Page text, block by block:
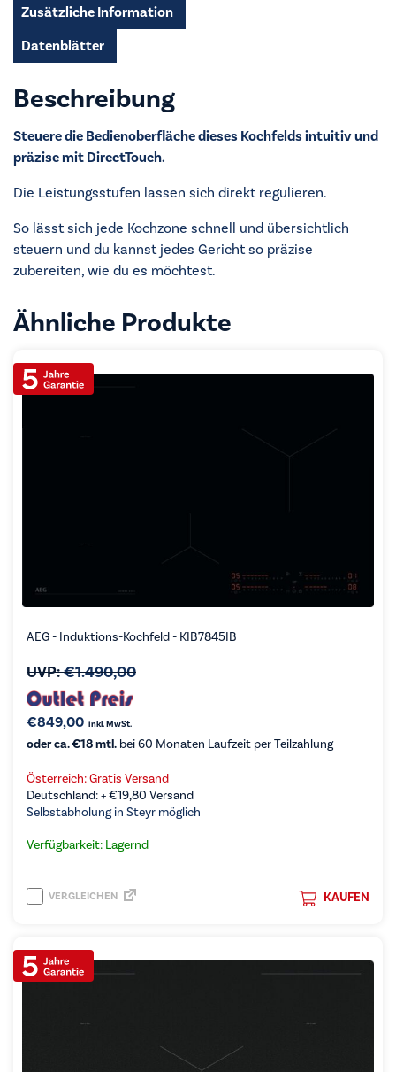
Zusätzliche Information
Datenblätter
Beschreibung
Steuere die Bedienoberfläche dieses Kochfelds intuitiv und
präzise mit DirectTouch.
Die Leistungsstufen lassen sich direkt regulieren.
So lässt sich jede Kochzone schnell und übersichtlich
steuern und du kannst jedes Gericht so präzise
zubereiten, wie du es möchtest.
Ähnliche Produkte
AEG - Induktions-Kochfeld - KIB7845IB
UVP:€1.490,00
€849,00 inkl. MwSt.
oder ca. €18 mtl. bei 60 Monaten Laufzeit per Teilzahlung
Österreich: Gratis Versand
Deutschland: +€19,80 Versand
Selbstabholung in Steyr möglich
Verfügbarkeit: Lagernd
KAUFEN
VERGLEICHEN